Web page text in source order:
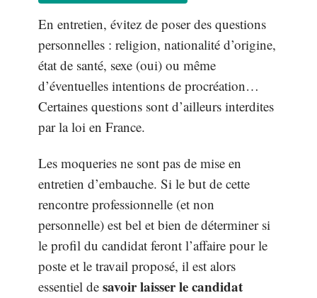
En entretien, évitez de poser des questions
personnelles : religion, nationalité d’origine,
état de santé, sexe (oui) ou même
d’éventuelles intentions de procréation…
Certaines questions sont d’ailleurs interdites
par la loi en France.
Les moqueries ne sont pas de mise en
entretien d’embauche. Si le but de cette
rencontre professionnelle (et non
personnelle) est bel et bien de déterminer si
le profil du candidat feront l’affaire pour le
poste et le travail proposé, il est alors
essentiel de savoir laisser le candidat